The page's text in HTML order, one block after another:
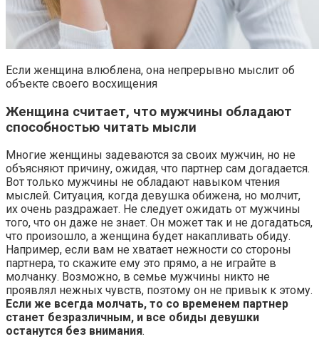
Если женщина влюблена, она непрерывно мыслит об
объекте своего восхищения
Женщина считает, что мужчины обладают
способностью читать мысли
Многие женщины задеваются за своих мужчин, но не
объясняют причину, ожидая, что партнер сам догадается.
Вот только мужчины не обладают навыком чтения
мыслей. Ситуация, когда девушка обижена, но молчит,
их очень раздражает. Не следует ожидать от мужчины
того, что он даже не знает. Он может так и не догадаться,
что произошло, а женщина будет накапливать обиду.
Например, если вам не хватает нежности со стороны
партнера, то скажите ему это прямо, а не играйте в
молчанку. Возможно, в семье мужчины никто не
проявлял нежных чувств, поэтому он не привык к этому.
Если же всегда молчать, то со временем партнер
станет безразличным, и все обиды девушки
останутся без внимания.